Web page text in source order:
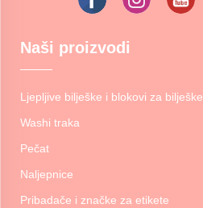
Naši proizvodi
Ljepljive bilješke i blokovi za bilješke
Washi traka
Pečat
Naljepnice
Pribadače i značke za etikete